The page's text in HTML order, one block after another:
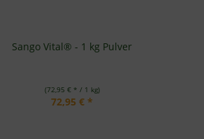
Sango Vital® - 1 kg Pulver
(72,95 € * / 1 kg)
72,95 € *